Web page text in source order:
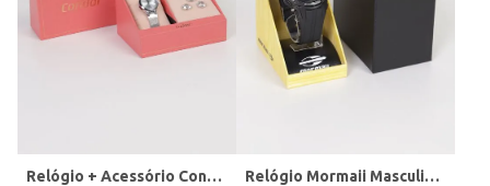
Relógio + Acessório Condor Feminino PRATA Relógio Mormaii Masculino PRETO